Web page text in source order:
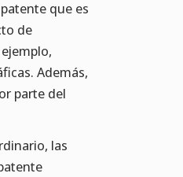
que es
de
Además,
parte del
las